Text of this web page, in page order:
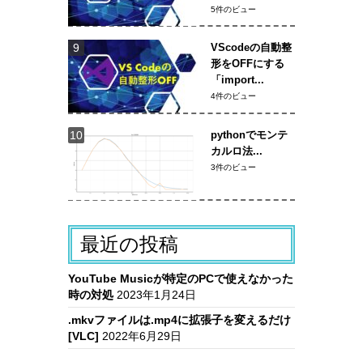
5件のビュー
VScodeの自動整
形をOFFにする
「import...
4件のビュー
pythonでモンテ
カルロ法...
3件のビュー
最近の投稿
YouTube Musicが特定のPCで使えなかった
時の対処 2023年1月24日
.mkvファイルは.mp4に拡張子を変えるだけ
[VLC] 2022年6月29日